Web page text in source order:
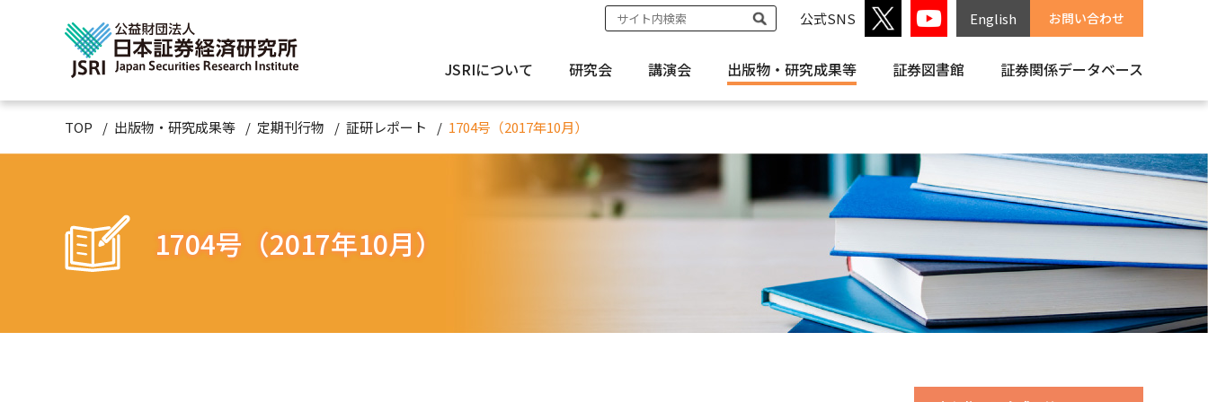
公式SNS English お問い合わせ
JSRIについて 研究会 講演会 出版物・ 研究成果等 証券図書館 証券関係データベース
TOP 出版物・研究成果等 定期刊行物 証研レポート 1704号（2017年10月）
1704号（2017年10月）